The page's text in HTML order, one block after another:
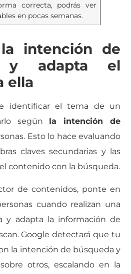
correcta, podrás ver
en pocas semanas.
intención de
y adapta el
ella
identificar el tema de un
según la intención de
Esto lo hace evaluando
claves secundarias y las
contenido con la búsqueda.
de contenidos, ponte en
cuando realizan una
y adapta la información de
Google detectará que tu
la intención de búsqueda y
otros, escalando en la